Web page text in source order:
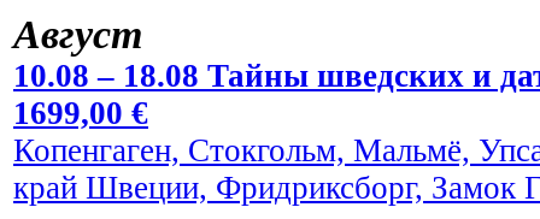
Август
10.08 – 18.08 Тайны шведских и
1699,00 €
Копенгаген, Стокгольм, Мальмё,
край Швеции, Фридриксборг, Замок